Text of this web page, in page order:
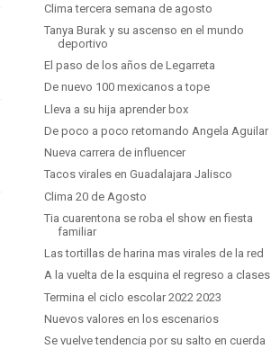
Clima tercera semana de agosto
Tanya Burak y su ascenso en el mundo
deportivo
El paso de los años de Legarreta
De nuevo 100 mexicanos a tope
Lleva a su hija aprender box
De poco a poco retomando Angela Aguilar
Nueva carrera de influencer
Tacos virales en Guadalajara Jalisco
Clima 20 de Agosto
Tia cuarentona se roba el show en fiesta
familiar
Las tortillas de harina mas virales de la red
A la vuelta de la esquina el regreso a clases
Termina el ciclo escolar 2022 2023
Nuevos valores en los escenarios
Se vuelve tendencia por su salto en cuerda